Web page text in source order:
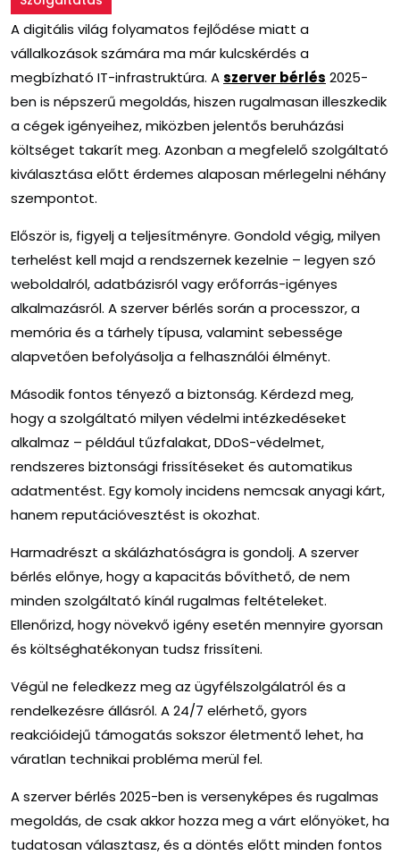
A digitális világ folyamatos fejlődése miatt a
vállalkozások számára ma már kulcskérdés a
megbízható IT-infrastruktúra. Aszerver bérlés 2025-
ben is népszerű megoldás, hiszen rugalmasan illeszkedik
a cégek igényeihez, miközben jelentős beruházási
költséget takarít meg. Azonban a megfelelő szolgáltató
kiválasztása előtt érdemes alaposan mérlegelni néhány
szempontot.
Először is, figyelj a teljesítményre. Gondold végig, milyen
terhelést kell majd a rendszernek kezelnie – legyen szó
weboldalról, adatbázisról vagy erőforrás-igényes
alkalmazásról. A szerver bérlés során a processzor, a
memória és a tárhely típusa, valamint sebessége
alapvetően befolyásolja a felhasználói élményt.
Második fontos tényező a biztonság. Kérdezd meg,
hogy a szolgáltató milyen védelmi intézkedéseket
alkalmaz – például tűzfalakat, DDoS-védelmet,
rendszeres biztonsági frissítéseket és automatikus
adatmentést. Egy komoly incidens nemcsak anyagi kárt,
hanem reputációvesztést is okozhat.
Harmadrészt a skálázhatóságra is gondolj. A szerver
bérlés előnye, hogy a kapacitás bővíthető, de nem
minden szolgáltató kínál rugalmas feltételeket.
Ellenőrizd, hogy növekvő igény esetén mennyire gyorsan
és költséghatékonyan tudsz frissíteni.
Végül ne feledkezz meg az ügyfélszolgálatról és a
rendelkezésre állásról. A 24/7 elérhető, gyors
reakcióidejű támogatás sokszor életmentő lehet, ha
váratlan technikai probléma merül fel.
A szerver bérlés 2025-ben is versenyképes és rugalmas
megoldás, de csak akkor hozza meg a várt előnyöket, ha
tudatosan választasz, és a döntés előtt minden fontos